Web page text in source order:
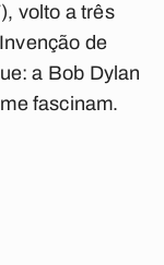
volto a três
de
a Bob Dylan
fascinam.